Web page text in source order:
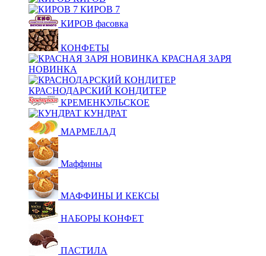
КИРОВ 7
КИРОВ фасовка
КОНФЕТЫ
КРАСНАЯ ЗАРЯ
НОВИНКА
КРАСНОДАРСКИЙ КОНДИТЕР
КРЕМЕНКУЛЬСКОЕ
КУНДРАТ
МАРМЕЛАД
Маффины
МАФФИНЫ И КЕКСЫ
НАБОРЫ КОНФЕТ
ПАСТИЛА